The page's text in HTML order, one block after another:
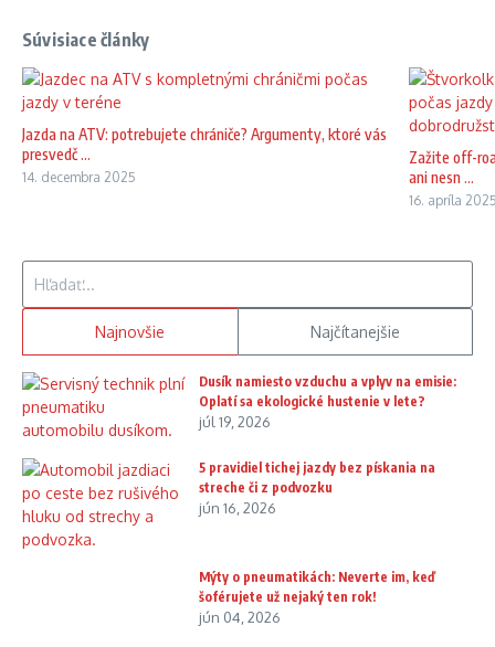
Súvisiace články
Jazda na ATV: potrebujete chrániče? Argumenty, ktoré vás
presvedč ...
14. decembra 2025
Zažite off-
ani nesn ...
16. apríla
Najnovšie Najčítanejšie
Dusík namiesto vzduchu a vplyv na emisie:
Oplatí sa ekologické hustenie v lete?
júl 19, 2026
5 pravidiel tichej jazdy bez pískania na
streche či z podvozku
jún 16, 2026
Mýty o pneumatikách: Neverte im, keď
šoférujete už nejaký ten rok!
jún 04, 2026